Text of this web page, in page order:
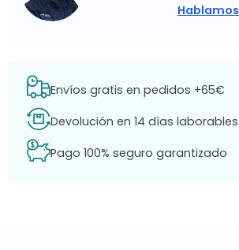
Hablamos
Envíos gratis en pedidos +65€
Devolución en 14 días laborables
Pago 100% seguro garantizado